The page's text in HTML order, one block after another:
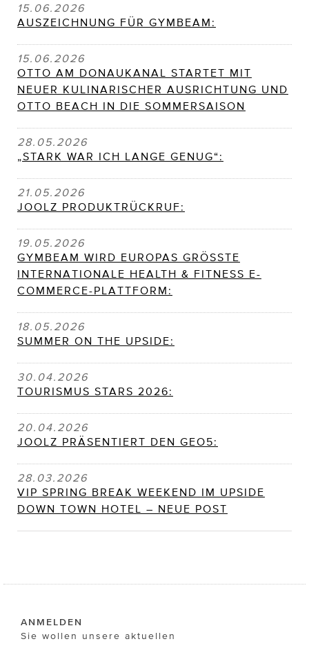
15.06.2026
AUSZEICHNUNG FÜR GYMBEAM:
15.06.2026
OTTO AM DONAUKANAL STARTET MIT
NEUER KULINARISCHER AUSRICHTUNG UND
OTTO BEACH IN DIE SOMMERSAISON
28.05.2026
„STARK WAR ICH LANGE GENUG“:
21.05.2026
JOOLZ PRODUKTRÜCKRUF:
19.05.2026
GYMBEAM WIRD EUROPAS GRÖSSTE
INTERNATIONALE HEALTH & FITNESS E-
COMMERCE-PLATTFORM:
18.05.2026
SUMMER ON THE UPSIDE:
30.04.2026
TOURISMUS STARS 2026:
20.04.2026
JOOLZ PRÄSENTIERT DEN GEO5:
28.03.2026
VIP SPRING BREAK WEEKEND IM UPSIDE
DOWN TOWN HOTEL – NEUE POST
ANMELDEN
Sie wollen unsere aktuellen